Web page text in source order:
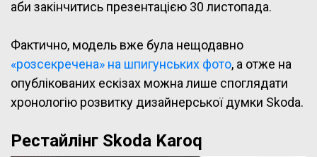
аби закінчитись презентацією 30 листопада.
Фактично, модель вже була нещодавно
«розсекречена» на шпигунських фото, а отже на
опублікованих ескізах можна лише споглядати
хронологію розвитку дизайнерської думки Skoda.
Рестайлінг Skoda Karoq